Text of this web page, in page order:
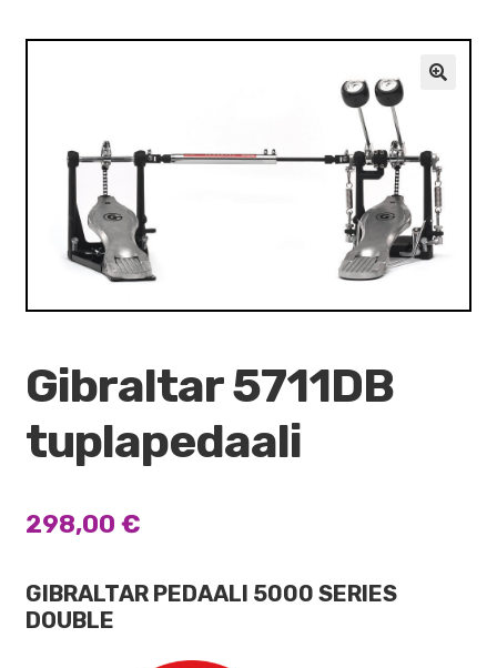
YRITYS
TARJOUKSET
Gibraltar 5711DB
tuplapedaali
298,00 €
GIBRALTAR PEDAALI 5000 SERIES
DOUBLE